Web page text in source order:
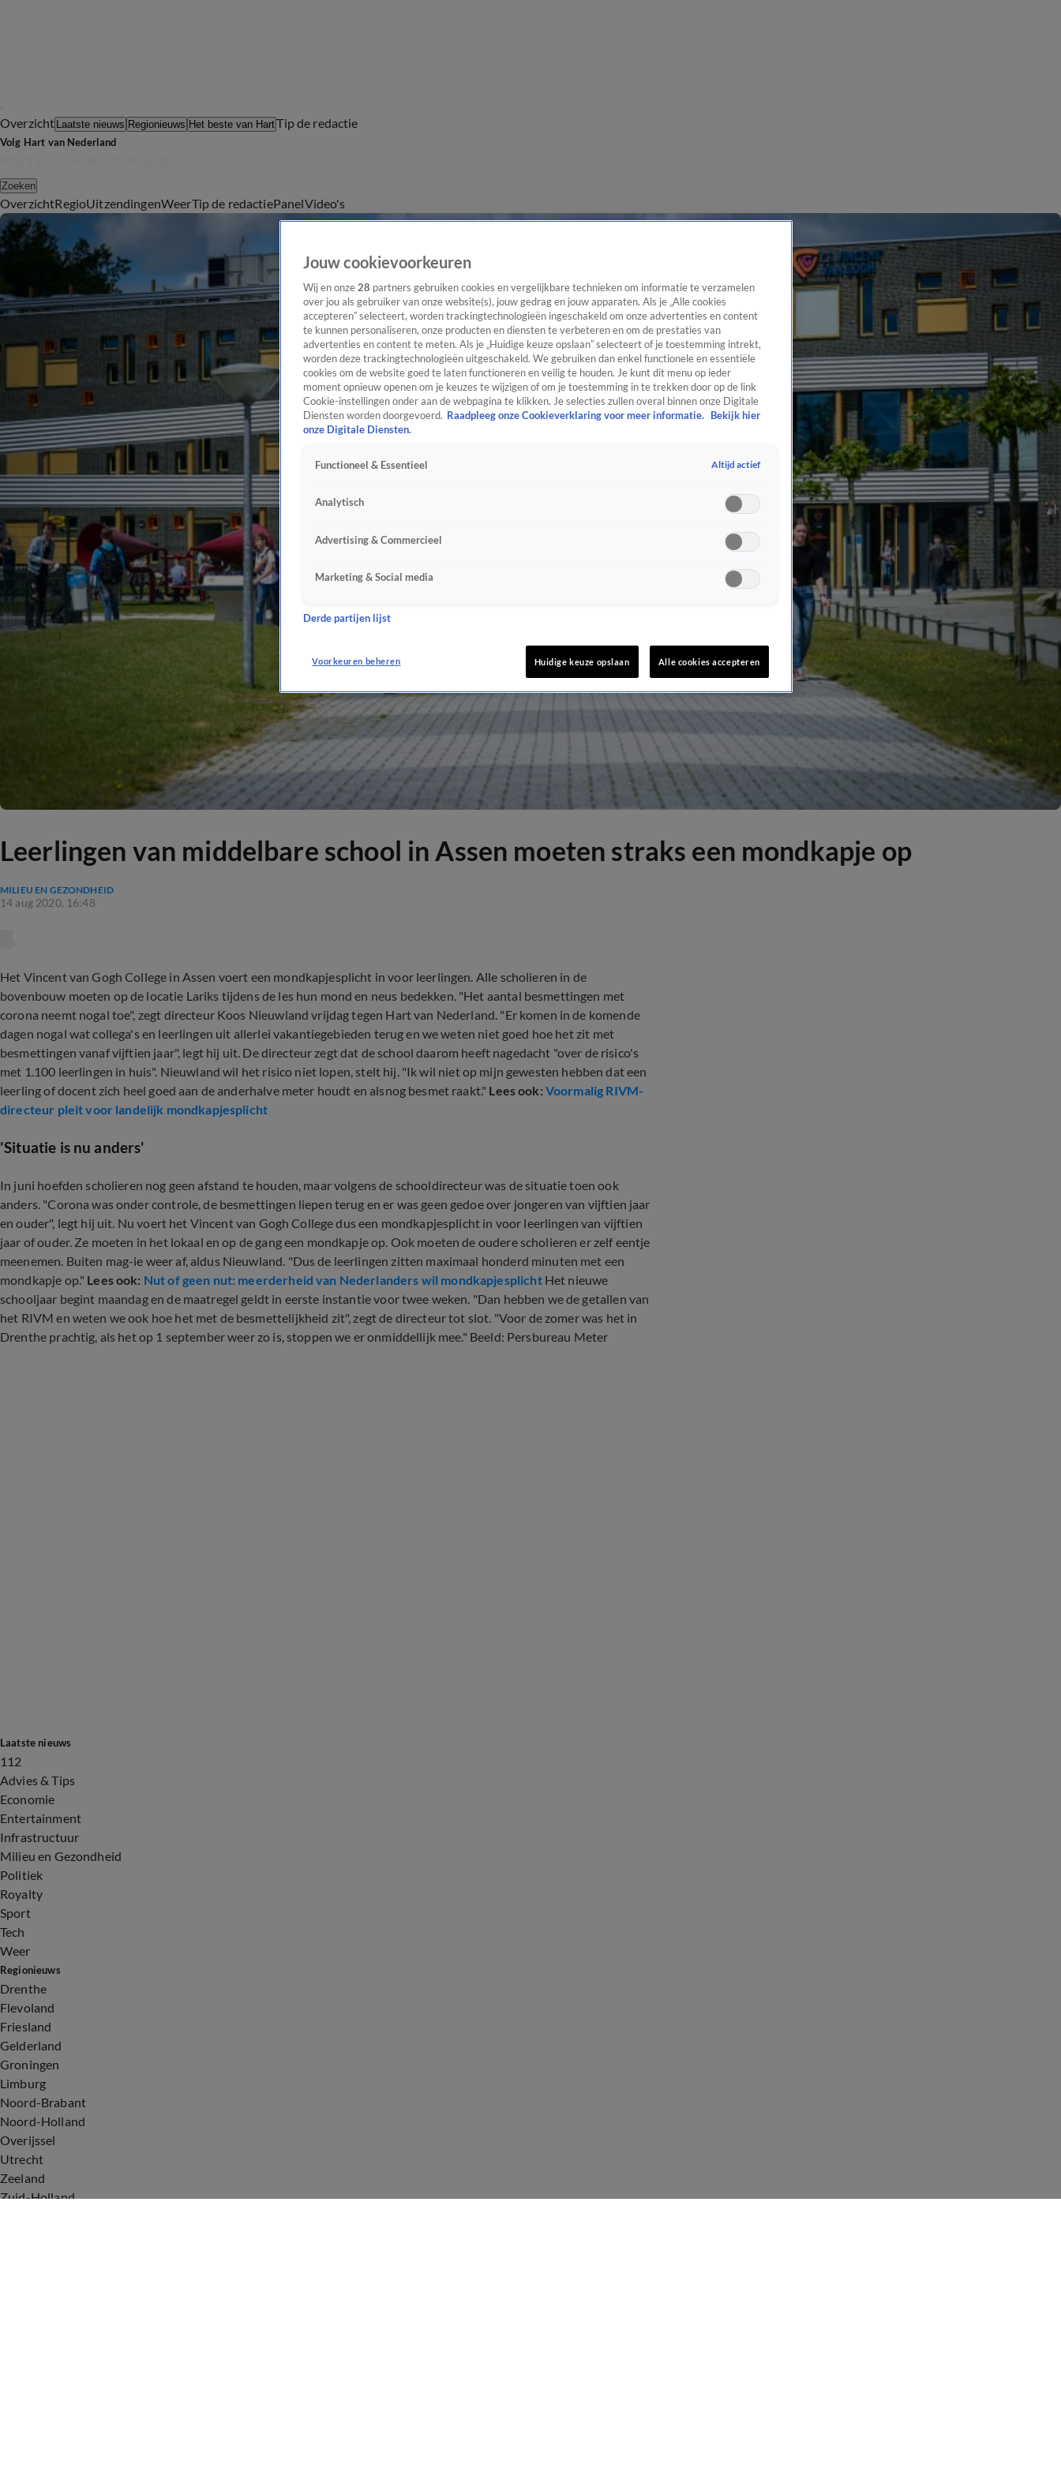
Overzicht Laatste nieuws Regionieuws Het beste van HartTip de redactie
Volg Hart van Nederland
Zoeken
OverzichtRegioUitzendingenWeerTip de redactiePanelVideo's
Leerlingen van middelbare school in Assen moeten straks een mondkapje op
MILIEU EN GEZONDHEID
14 aug 2020, 16:48
Het Vincent van Gogh College in Assen voert een mondkapjesplicht in voor leerlingen. Alle scholieren in de
bovenbouw moeten op de locatie Lariks tijdens de les hun mond en neus bedekken. "Het aantal besmettingen met
corona neemt nogal toe", zegt directeur Koos Nieuwland vrijdag tegen Hart van Nederland. "Er komen in de komende
dagen nogal wat collega's en leerlingen uit allerlei vakantiegebieden terug en we weten niet goed hoe het zit met
besmettingen vanaf vijftien jaar", legt hij uit. De directeur zegt dat de school daarom heeft nagedacht "over de risico's
met 1.100 leerlingen in huis". Nieuwland wil het risico niet lopen, stelt hij. "Ik wil niet op mijn gewesten hebben dat een
leerling of docent zich heel goed aan de anderhalve meter houdt en alsnog besmet raakt." Lees ook: Voormalig RIVM-
directeur pleit voor landelijk mondkapjesplicht
'Situatie is nu anders'
In juni hoefden scholieren nog geen afstand te houden, maar volgens de schooldirecteur was de situatie toen ook
anders. "Corona was onder controle, de besmettingen liepen terug en er was geen gedoe over jongeren van vijftien jaar
en ouder", legt hij uit. Nu voert het Vincent van Gogh College dus een mondkapjesplicht in voor leerlingen van vijftien
jaar of ouder. Ze moeten in het lokaal en op de gang een mondkapje op. Ook moeten de oudere scholieren er zelf eentje
meenemen. Buiten mag-ie weer af, aldus Nieuwland. "Dus de leerlingen zitten maximaal honderd minuten met een
mondkapje op." Lees ook: Nut of geen nut: meerderheid van Nederlanders wil mondkapjesplichtHet nieuwe
schooljaar begint maandag en de maatregel geldt in eerste instantie voor twee weken. "Dan hebben we de getallen van
het RIVM en weten we ook hoe het met de besmettelijkheid zit", zegt de directeur tot slot. "Voor de zomer was het in
Drenthe prachtig, als het op 1 september weer zo is, stoppen we er onmiddellijk mee." Beeld: Persbureau Meter
Laatste nieuws
112
Advies & Tips
Economie
Entertainment
Infrastructuur
Milieu en Gezondheid
Politiek
Royalty
Sport
Tech
Weer
Regionieuws
Drenthe
Flevoland
Friesland
Gelderland
Groningen
Limburg
Noord-Brabant
Noord-Holland
Overijssel
Utrecht
Zeeland
Zuid-Holland
Jouw cookievoorkeuren
Wij en onze 28 partners gebruiken cookies en vergelijkbare technieken om informatie te verzamelen
over jou als gebruiker van onze website(s), jouw gedrag en jouw apparaten. Als je „Alle cookies
accepteren” selecteert, worden trackingtechnologieën ingeschakeld om onze advertenties en content
te kunnen personaliseren, onze producten en diensten te verbeteren en om de prestaties van
advertenties en content te meten. Als je „Huidige keuze opslaan” selecteert of je toestemming intrekt,
worden deze trackingtechnologieën uitgeschakeld. We gebruiken dan enkel functionele en essentiële
cookies om de website goed te laten functioneren en veilig te houden. Je kunt dit menu op ieder
moment opnieuw openen om je keuzes te wijzigen of om je toestemming in te trekken door op de link
Cookie-instellingen onder aan de webpagina te klikken. Je selecties zullen overal binnen onze Digitale
Diensten worden doorgevoerd. Raadpleeg onze Cookieverklaring voor meer informatie. Bekijk hier
onze Digitale Diensten.
Functioneel & Essentieel Altijd actief
Analytisch
Advertising & Commercieel
Marketing & Social media
Derde partijen lijst
Voorkeuren beheren Huidige keuze opslaan Alle cookies accepteren